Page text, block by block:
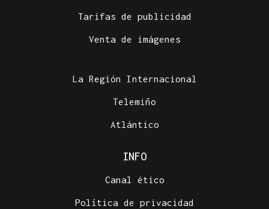
Tarifas de publicidad
Venta de imágenes
La Región Internacional
Telemiño
Atlántico
INFO
Canal ético
Política de privacidad